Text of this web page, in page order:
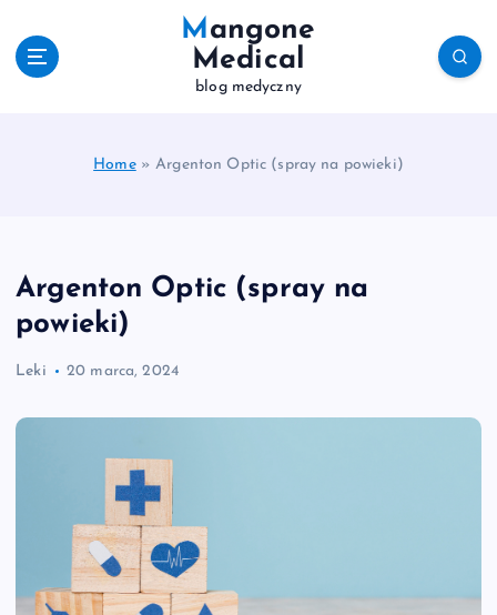
Mangone
Medical
blog medyczny
Home»Argenton Optic (spray na powieki)
Argenton Optic (spray na
powieki)
Leki 20 marca, 2024